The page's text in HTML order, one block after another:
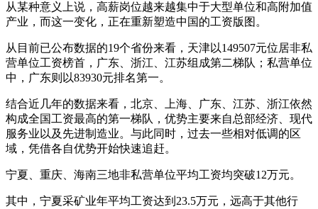
从某种意义上说，高薪岗位越来越集中于大型单位和高附加值
产业，而这一变化，正在重新塑造中国的工资版图。
从目前已公布数据的19个省份来看，天津以149507元位居非私
营单位工资榜首，广东、浙江、江苏组成第二梯队；私营单位
中，广东则以83930元排名第一。
结合近几年的数据来看，北京、上海、广东、江苏、浙江依然
构成全国工资最高的第一梯队，优势主要来自总部经济、现代
服务业以及先进制造业。与此同时，过去一些相对低调的区
域，凭借各自优势开始快速追赶。
宁夏、重庆、海南三地非私营单位平均工资均突破12万元。
其中，宁夏采矿业年平均工资达到23.5万元，远高于其他行